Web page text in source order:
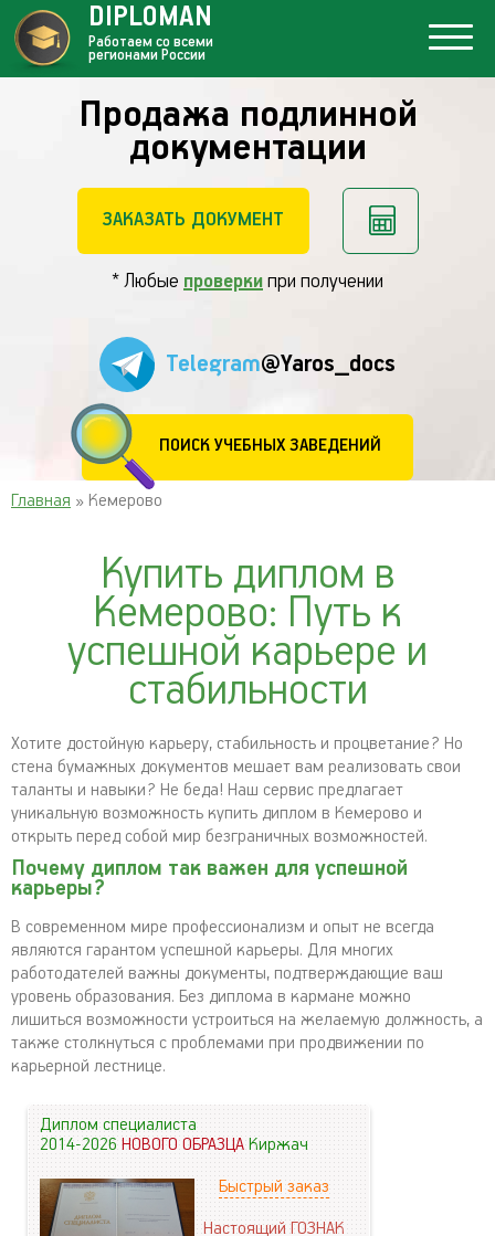
Продажа подлинной
документации
ЗАКАЗАТЬ ДОКУМЕНТ
* Любые проверки при получении
Telegram@Yaros_docs
ПОИСК УЧЕБНЫХ ЗАВЕДЕНИЙ
DIPLOMAN
Работаем со всеми
регионами России
Главная » Кемерово
Купить диплом в
Кемерово: Путь к
успешной карьере и
стабильности
Хотите достойную карьеру, стабильность и процветание? Но
стена бумажных документов мешает вам реализовать свои
таланты и навыки? Не беда! Наш сервис предлагает
уникальную возможность купить диплом в Кемерово и
открыть перед собой мир безграничных возможностей.
Почему диплом так важен для успешной
карьеры?
В современном мире профессионализм и опыт не всегда
являются гарантом успешной карьеры. Для многих
работодателей важны документы, подтверждающие ваш
уровень образования. Без диплома в кармане можно
лишиться возможности устроиться на желаемую должность, а
также столкнуться с проблемами при продвижении по
карьерной лестнице.
Диплом специалиста
2014-2026НОВОГО ОБРАЗЦАКиржач
Быстрый заказ
Настоящий ГОЗНАК